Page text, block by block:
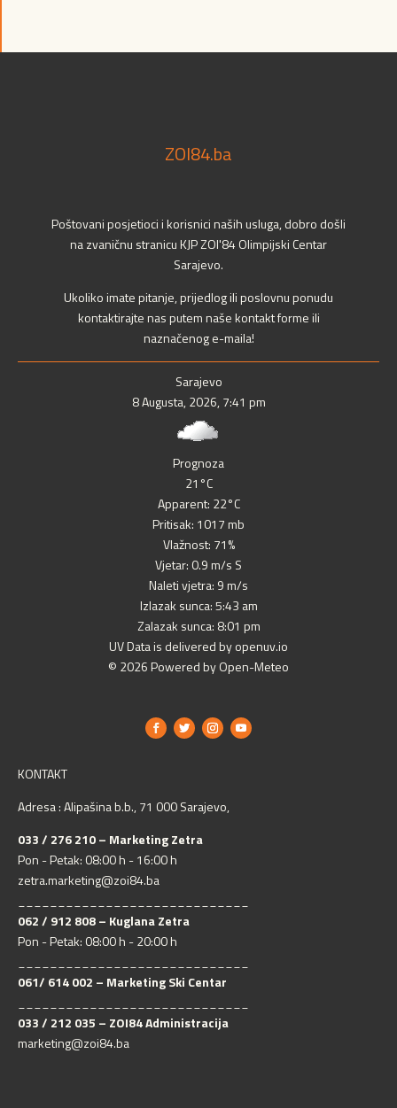
ZOI84.ba
Poštovani posjetioci i korisnici naših usluga, dobro došli
na zvaničnu stranicu KJP ZOI'84 Olimpijski Centar
Sarajevo.
Ukoliko imate pitanje, prijedlog ili poslovnu ponudu
kontaktirajte nas putem naše kontakt forme ili
naznačenog e-maila!
Sarajevo
8 Augusta, 2026, 7:41 pm
Prognoza
21°C
Apparent: 22°C
Pritisak: 1017 mb
Vlažnost: 71%
Vjetar: 0.9 m/s S
Naleti vjetra: 9 m/s
Izlazak sunca: 5:43 am
Zalazak sunca: 8:01 pm
UV Data is delivered by openuv.io
© 2026 Powered by Open-Meteo
KONTAKT
Adresa : Alipašina b.b., 71 000 Sarajevo,
033 / 276 210 – Marketing Zetra
Pon - Petak: 08:00 h - 16:00 h
zetra.marketing@zoi84.ba
062 / 912 808 – Kuglana Zetra
Pon - Petak: 08:00 h - 20:00 h
061/ 614 002 – Marketing Ski Centar
033 / 212 035 – ZOI84 Administracija
marketing@zoi84.ba